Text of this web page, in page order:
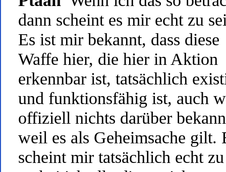
dann scheint es mir echt zu
Es ist mir bekannt, dass diese
Waffe hier, die hier in Aktion
erkennbar ist, tatsächlich
und funktionsfähig ist, auch
offiziell nichts darüber
weil es als Geheimsache gilt.
scheint mir tatsächlich echt